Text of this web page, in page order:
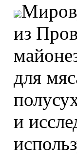
из
для
и